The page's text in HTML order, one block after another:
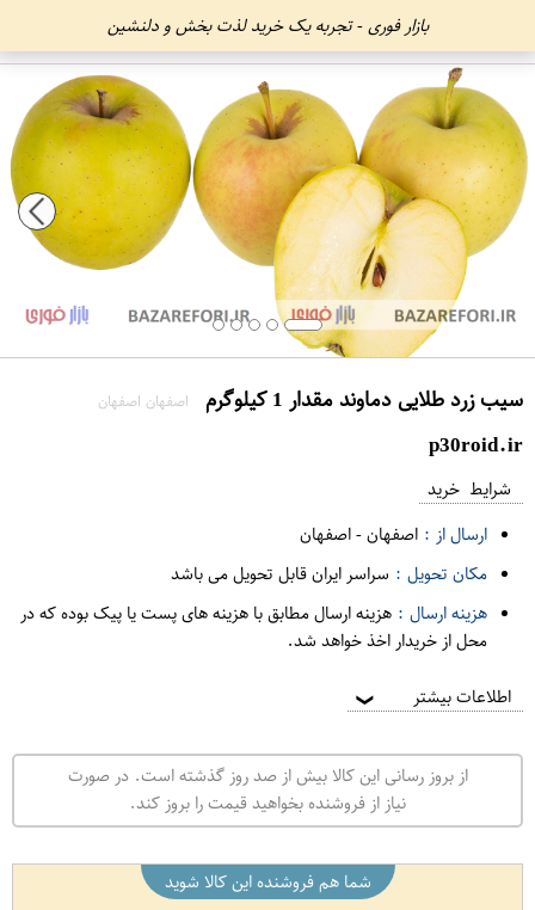
بازار فوری - تجربه یک خرید لذت بخش و دلنشین
سیب زرد طلایی دماوند مقدار 1 کیلوگرم اصفهان اصفهان
p30roid.ir
شرایط خرید
ارسال از : اصفهان-اصفهان
مکان تحویل : سراسر ایران قابل تحویل می باشد
هزینه ارسال : هزینه ارسال مطابق با هزینه های پست یا پیک بوده که در
محل از خریدار اخذ خواهد شد.
اطلاعات بیشتر ❯
از بروز رسانی این کالا بیش از صد روز گذشته است. در صورت
نیاز از فروشنده بخواهید قیمت را بروز کند.
شما هم فروشنده این کالا شوید